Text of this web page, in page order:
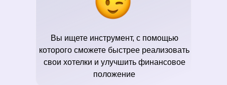
Вы ищете инструмент, с помощью
которого сможете быстрее реализовать
свои хотелки и улучшить финансовое
положение